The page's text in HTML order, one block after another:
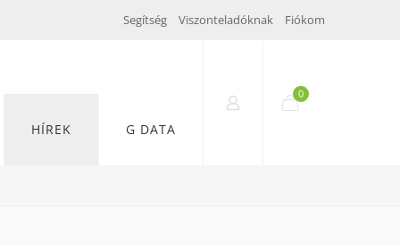
Segítség Viszonteladóknak Fiókom
HÍREK G DATA
0